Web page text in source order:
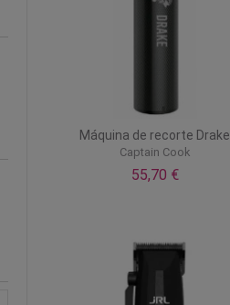
Máquina de recorte Drake
Captain Cook
55,70 €